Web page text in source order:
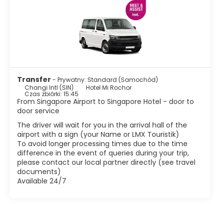
Jedną z głównych atrakcji są Ogrody Botaniczne, które
obejmują wspaniały Ogród Orchidei, pięknie
zaprojektowany i posiadający wielką różnorodność
orchidei. Merlion jest prawdopodobnie najbardziej znanym
punktem orientacyjnym Singapuru. Ta struktura Merlionu
znajduje się w Parku Merlion, który jest zlokalizowany w
fascynujące etniczne obszary, takie jak Małe Indie, Ulica
Arabska, Chinatown i Geylang. Te obszary zdecydowanie
warto odwiedzić, jeśli chcesz doświadczyć prawdziwej
singapurskiej kultury. Inne atrakcje to światowej klasy
muzea, oszałamiające kolorowe sklepy, Marina Bay i bujne
parki. Oprócz zakupów, Singapur oferuje wspaniałe
jedzenie. Będąc domem dla różnych grup etnicznych,
Singapur stworzył wspaniałą mieszankę smaków i tekstur w
swojej kuchni.
Singapur jest jednym z najbardziej tętniących życiem i
nowoczesnych miast w Azji z tropikalnym klimatem,
pysznym jedzeniem, dobrymi zakupami i tętniącym
Transfer - Prywatny: Standard (Samochód)
Changi Intl (SIN)
Hotel Mi Rochor
Czas zbiórki: 15:45
From Singapore Airport to Singapore Hotel - door to
door service
The driver will wait for you in the arrival hall of the
airport with a sign (your Name or LMX Touristik)
To avoid longer processing times due to the time
difference in the event of queries during your trip,
please contact our local partner directly (see travel
documents)
Available 24/7